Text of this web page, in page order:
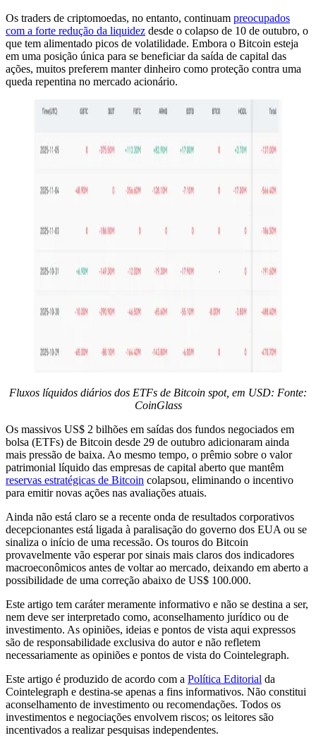
Os traders de criptomoedas, no entanto, continuam preocupados
com a forte redução da liquidez desde o colapso de 10 de outubro, o
que tem alimentado picos de volatilidade. Embora o Bitcoin esteja
em uma posição única para se beneficiar da saída de capital das
ações, muitos preferem manter dinheiro como proteção contra uma
queda repentina no mercado acionário.
Fluxos líquidos diários dos ETFs de Bitcoin spot, em USD: Fonte:
CoinGlass
Os massivos US$ 2 bilhões em saídas dos fundos negociados em
bolsa (ETFs) de Bitcoin desde 29 de outubro adicionaram ainda
mais pressão de baixa. Ao mesmo tempo, o prêmio sobre o valor
patrimonial líquido das empresas de capital aberto que mantêm
reservas estratégicas de Bitcoin colapsou, eliminando o incentivo
para emitir novas ações nas avaliações atuais.
Ainda não está claro se a recente onda de resultados corporativos
decepcionantes está ligada à paralisação do governo dos EUA ou se
sinaliza o início de uma recessão. Os touros do Bitcoin
provavelmente vão esperar por sinais mais claros dos indicadores
macroeconômicos antes de voltar ao mercado, deixando em aberto a
possibilidade de uma correção abaixo de US$ 100.000.
Este artigo tem caráter meramente informativo e não se destina a ser,
nem deve ser interpretado como, aconselhamento jurídico ou de
investimento. As opiniões, ideias e pontos de vista aqui expressos
são de responsabilidade exclusiva do autor e não refletem
necessariamente as opiniões e pontos de vista do Cointelegraph.
Este artigo é produzido de acordo com a Política Editorial da
Cointelegraph e destina-se apenas a fins informativos. Não constitui
aconselhamento de investimento ou recomendações. Todos os
investimentos e negociações envolvem riscos; os leitores são
incentivados a realizar pesquisas independentes.